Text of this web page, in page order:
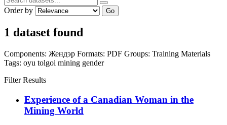
Order by Go
1 dataset found
Components: Жендэр Formats: PDF Groups: Training Materials
Tags: oyu tolgoi mining gender
Filter Results
Experience of a Canadian Woman in the
Mining World